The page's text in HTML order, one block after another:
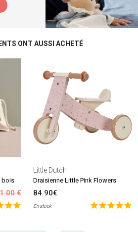
ONT AUSSI ACHETÉ
bois
€
Little Dutch
Draisienne Little Pink Flowers
84.90€
En stock